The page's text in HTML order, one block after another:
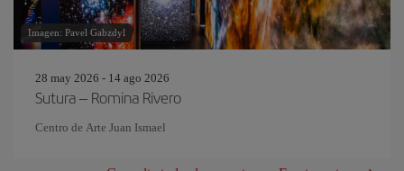
Imagen: Pavel Gabzdyl
28 may 2026 - 14 ago 2026
Sutura – Romina Rivero
Centro de Arte Juan Ismael